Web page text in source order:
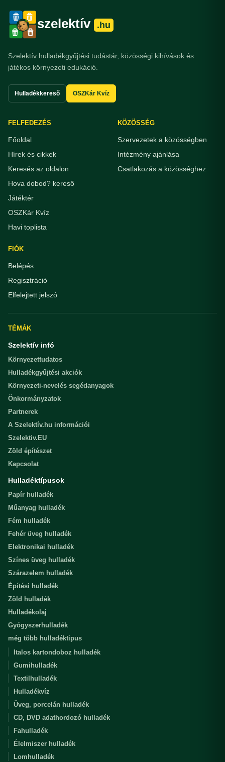
szelektív .hu
Szelektív hulladékgyűjtési tudástár, közösségi kihívások és
játékos környezeti edukáció.
Hulladékkereső OSZKár Kvíz
FELFEDEZÉS
Főoldal
Hírek és cikkek
Keresés az oldalon
Hova dobod? kereső
Játéktér
OSZKár Kvíz
Havi toplista
KÖZÖSSÉG
Szervezetek a közösségben
Intézmény ajánlása
Csatlakozás a közösséghez
FIÓK
Belépés
Regisztráció
Elfelejtett jelszó
TÉMÁK
Szelektív infó
Környezettudatos
Hulladékgyűjtési akciók
Környezeti-nevelés segédanyagok
Önkormányzatok
Partnerek
A Szelektív.hu információi
Szelektiv.EU
Zöld építészet
Kapcsolat
Hulladéktípusok
Papír hulladék
Műanyag hulladék
Fém hulladék
Fehér üveg hulladék
Elektronikai hulladék
Színes üveg hulladék
Szárazelem hulladék
Építési hulladék
Zöld hulladék
Hulladékolaj
Gyógyszerhulladék
még több hulladéktipus
Italos kartondoboz hulladék
Gumihulladék
Textilhulladék
Hulladékvíz
Üveg, porcelán hulladék
CD, DVD adathordozó hulladék
Fahulladék
Élelmiszer hulladék
Lomhulladék